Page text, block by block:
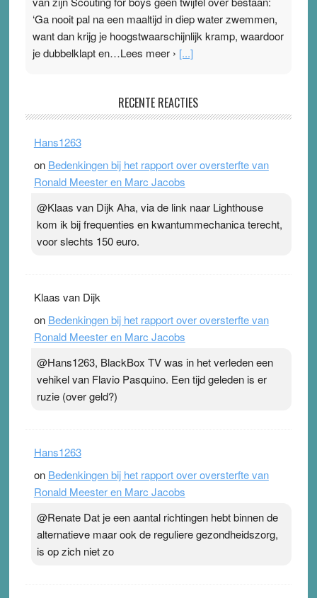
‘Ga nooit pal na een maaltijd in diep water zwemmen,
want dan krijg je hoogstwaarschijnlijk kramp, waardoor
je dubbelklapt en…Lees meer › [...]
Ward van Beek
topsporters. Ze hopen ermee hun hartslag te verlagen
terwijl ze meer zuurstof opnemen. Daarop heeft zo’n
pleister geen effect. Maar het gevoel ‘makkelijker te
Pleisterplakkers in de topspsort ›[...]
RECENTE REACTIES
Hans1263
on Bedenkingen bij het rapport over oversterfte van
Ronald Meester en Marc Jacobs
@Klaas van Dijk Aha, via de link naar Lighthouse
kom ik bij frequenties en kwantummechanica terecht,
voor slechts 150 euro.
Klaas van Dijk
on Bedenkingen bij het rapport over oversterfte van
Ronald Meester en Marc Jacobs
@Hans1263, BlackBox TV was in het verleden een
vehikel van Flavio Pasquino. Een tijd geleden is er
ruzie (over geld?)
Hans1263
on Bedenkingen bij het rapport over oversterfte van
Ronald Meester en Marc Jacobs
@Renate Dat je een aantal richtingen hebt binnen de
alternatieve maar ook de reguliere gezondheidszorg,
is op zich niet zo